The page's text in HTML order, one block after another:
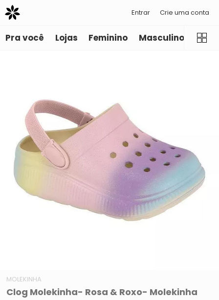
Entrar Crie uma conta
Pra você Lojas Feminino Masculino
MOLEKINHA
Clog Molekinha- Rosa & Roxo- Molekinha